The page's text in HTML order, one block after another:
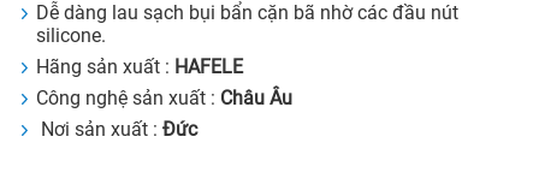
Dễ dàng lau sạch bụi bẩn cặn bã nhờ các đầu nút
silicone.
Hãng sản xuất : HAFELE
Công nghệ sản xuất : Châu Âu
Nơi sản xuất : Đức